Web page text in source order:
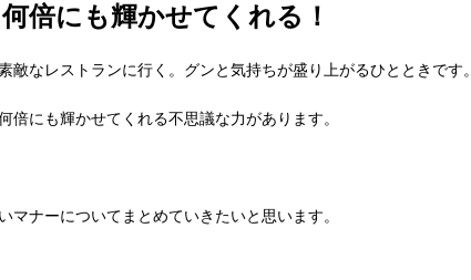
倍にも輝かせてくれる！
敵なレストランに行く。グンと気持ちが盛り上がるひとときです。
にも輝かせてくれる不思議な力があります。
ナーについてまとめていきたいと思います。